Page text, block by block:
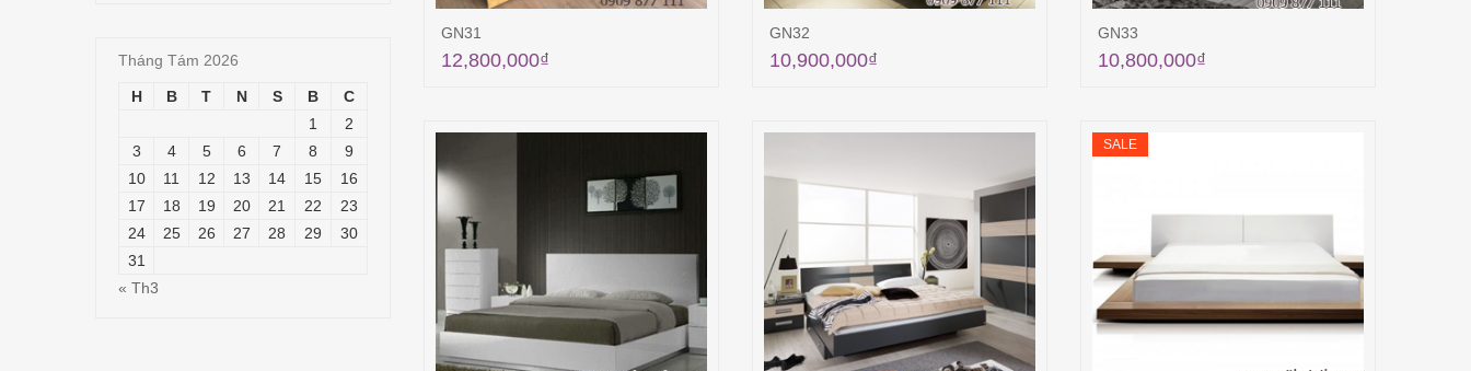
GN31
12,800,000₫
GN32
10,900,000₫
GN33
10,800,000₫
SALE
Tháng Tám 2026
H B T N S B
C
1
2
3
4 5 6 7 8
9
10
11 12 13 14 15
16
17
18 19 20 21 22
23
24
25 26 27 28 29
30
31
« Th3